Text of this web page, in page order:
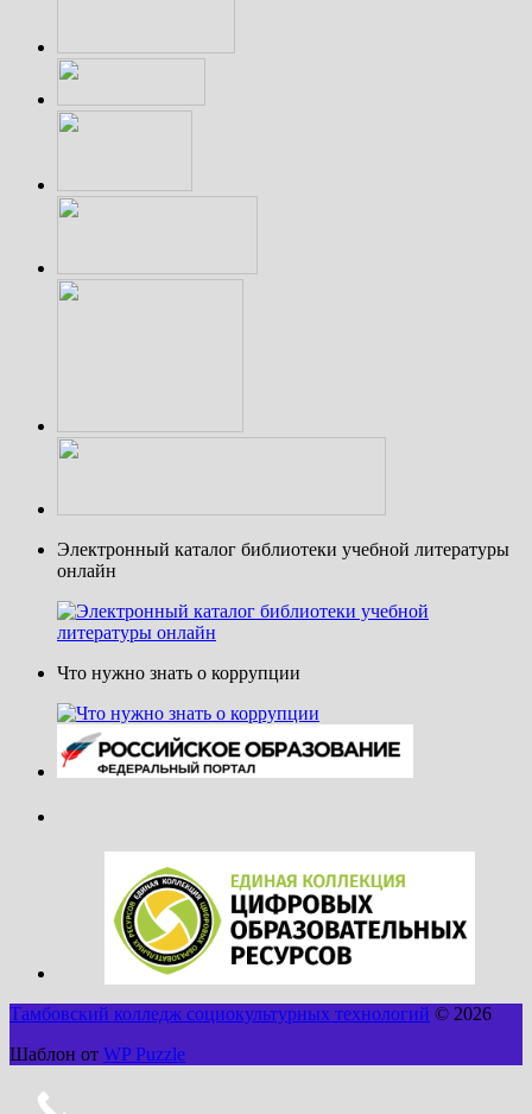
Электронный каталог библиотеки учебной литературы
онлайн
Что нужно знать о коррупции
Тамбовский колледж социокультурных технологий © 2026
Шаблон от WP Puzzle